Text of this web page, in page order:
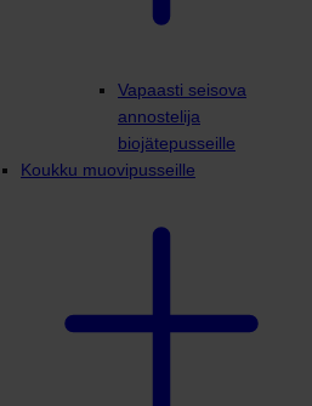
Vapaasti seisova
annostelija
biojätepusseille
Koukku muovipusseille